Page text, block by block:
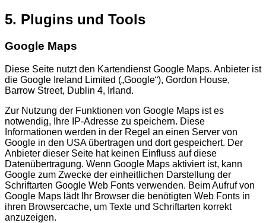
5. Plugins und Tools
Google Maps
Diese Seite nutzt den Kartendienst Google Maps. Anbieter ist
die Google Ireland Limited („Google“), Gordon House,
Barrow Street, Dublin 4, Irland.
Zur Nutzung der Funktionen von Google Maps ist es
notwendig, Ihre IP-Adresse zu speichern. Diese
Informationen werden in der Regel an einen Server von
Google in den USA übertragen und dort gespeichert. Der
Anbieter dieser Seite hat keinen Einfluss auf diese
Datenübertragung. Wenn Google Maps aktiviert ist, kann
Google zum Zwecke der einheitlichen Darstellung der
Schriftarten Google Web Fonts verwenden. Beim Aufruf von
Google Maps lädt Ihr Browser die benötigten Web Fonts in
ihren Browsercache, um Texte und Schriftarten korrekt
anzuzeigen.